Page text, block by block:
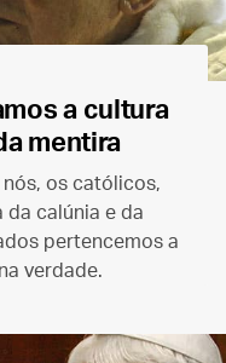
a cultura
mentira
nós, os católicos,
da calúnia e da
pertencemos a
verdade.